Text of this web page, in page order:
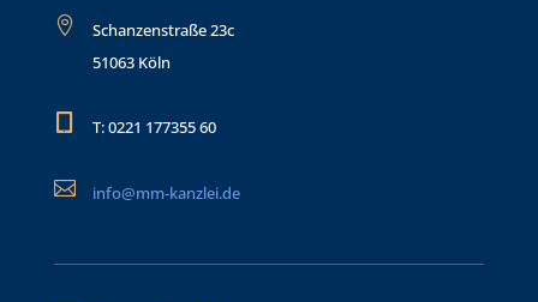

Schanzenstraße 23c
51063 Köln
T: 0221 177355 60
 info@mm-kanzlei.de